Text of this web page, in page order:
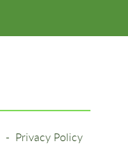
- Privacy Policy